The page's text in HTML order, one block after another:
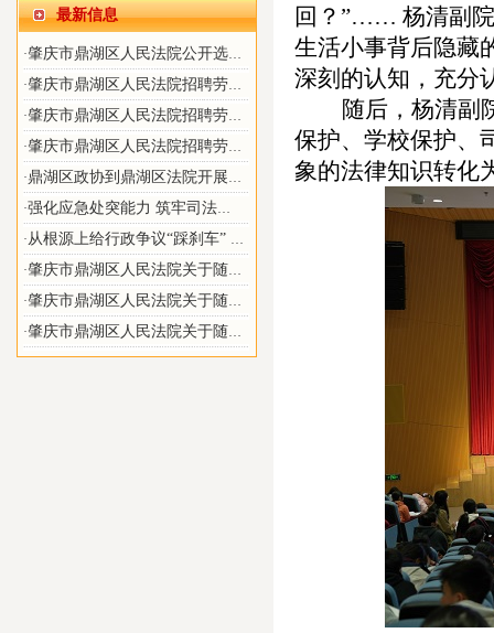
最新信息
·肇庆市鼎湖区人民法院公开选聘特邀调解员公告
·肇庆市鼎湖区人民法院招聘劳动合同制审判辅助人员拟聘用人员名单公示
·肇庆市鼎湖区人民法院招聘劳动合同制审判 辅助人员笔试、面试总成绩及进入体检公告
·肇庆市鼎湖区人民法院招聘劳动合同制审判辅助人员拟聘用人员名单公示
·鼎湖区政协到鼎湖区法院开展调解工作调研
·强化应急处突能力 筑牢司法安全防线 ——鼎湖区法院开展应急处突模拟演练
·从根源上给行政争议“踩刹车” 肇庆鼎湖法院探索行政争议实质性化解新路径
·肇庆市鼎湖区人民法院关于随机摇号选择专业机构的公告26-104
·肇庆市鼎湖区人民法院关于随机摇号选择专业机构的公告26-103
·肇庆市鼎湖区人民法院关于随机摇号选择专业机构的公告26-102
回？”…… 杨清副
生活小事背后隐藏
深刻的认知 ， 充分
随后，杨清副
保护、学校保护、
象的法律知识转化